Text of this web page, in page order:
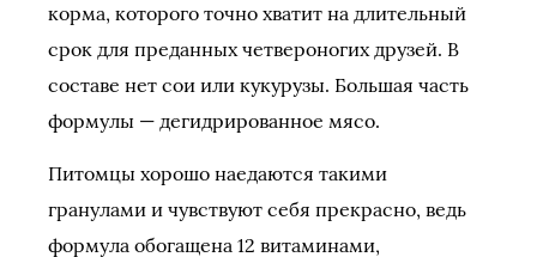
корма, которого точно хватит на длительный
срок для преданных четвероногих друзей. В
составе нет сои или кукурузы. Большая часть
формулы — дегидрированное мясо.
Питомцы хорошо наедаются такими
гранулами и чувствуют себя прекрасно, ведь
формула обогащена 12 витаминами,